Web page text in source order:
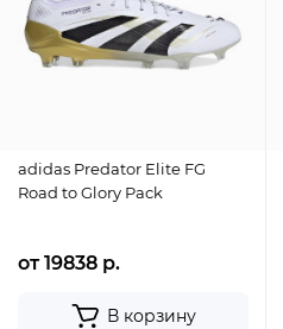
adidas Predator Elite FG
Road to Glory Pack
от 19838 р.
В корзину